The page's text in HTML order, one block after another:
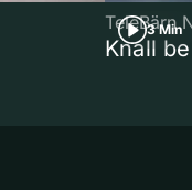
3 Min
TeleBärn
Knall